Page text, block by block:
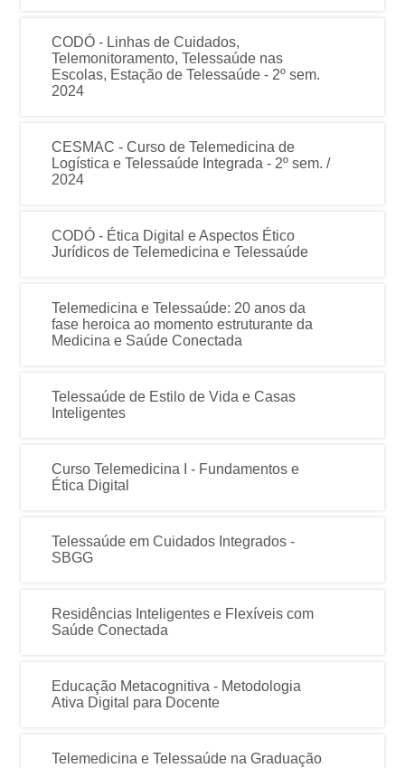
CODÓ - Linhas de Cuidados,
Telemonitoramento, Telessaúde nas
Escolas, Estação de Telessaúde - 2º sem.
2024
CESMAC - Curso de Telemedicina de
Logística e Telessaúde Integrada - 2º sem. /
2024
CODÓ - Ética Digital e Aspectos Ético
Jurídicos de Telemedicina e Telessaúde
Telemedicina e Telessaúde: 20 anos da
fase heroica ao momento estruturante da
Medicina e Saúde Conectada
Telessaúde de Estilo de Vida e Casas
Inteligentes
Curso Telemedicina I - Fundamentos e
Ética Digital
Telessaúde em Cuidados Integrados -
SBGG
Residências Inteligentes e Flexíveis com
Saúde Conectada
Educação Metacognitiva - Metodologia
Ativa Digital para Docente
Telemedicina e Telessaúde na Graduação